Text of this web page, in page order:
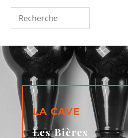
LA CAVE
Les Bières